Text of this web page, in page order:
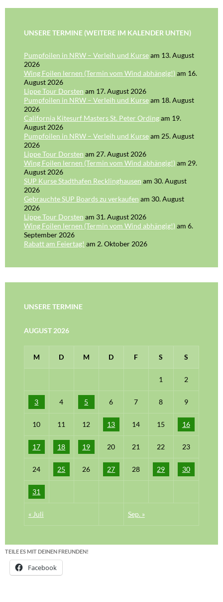
UNSERE TERMINE (WEITERE IM KALENDER UNTEN)
Pumpfoilen in NRW – Verleih und Kurseam 13. August
2026
Wing Foilen lernen (Termin vom Wind abhängig!) am 16.
August 2026
Lippe Tour Dorsten am 17. August 2026
Pumpfoilen in NRW – Verleih und Kurseam 18. August
2026
California Kitesurf Masters St. Peter Ordingam 19.
August 2026
Pumpfoilen in NRW – Verleih und Kurseam 25. August
2026
Lippe Tour Dorsten am 27. August 2026
Wing Foilen lernen (Termin vom Wind abhängig!) am 29.
August 2026
SUP Kurse Stadthafen Recklinghausen am 30. August
2026
Gebrauchte SUP Boards zu verkaufen am 30. August
2026
Lippe Tour Dorsten am 31. August 2026
Wing Foilen lernen (Termin vom Wind abhängig!) am 6.
September 2026
Rabatt am Feiertag! am 2. Oktober 2026
UNSERE TERMINE
AUGUST 2026
M D M D F S S
1 2
3 4 5 6 7 8 9
10 11 12 13 14 15 16
17 18 19 20 21 22 23
24 25 26 27 28 29 30
31
« Juli Sep. »
TEILE ES MIT DEINEN FREUNDEN!
Facebook